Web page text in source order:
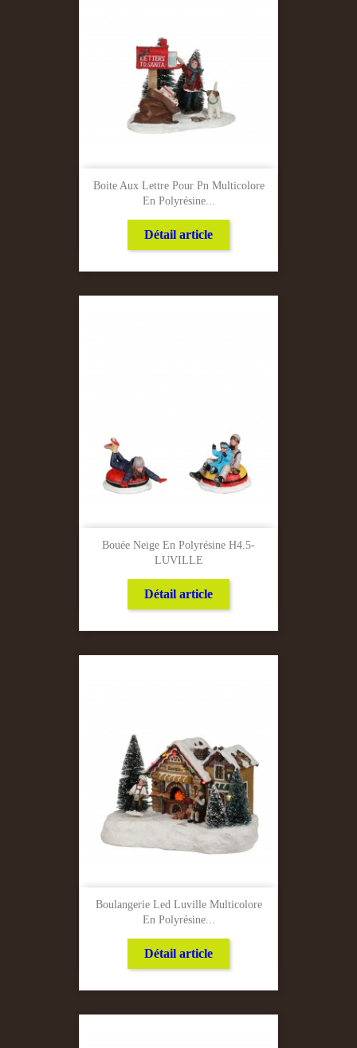
Boite Aux Lettre Pour Pn Multicolore
En Polyrésine...
Détail article
Bouée Neige En Polyrésine H4.5-
LUVILLE
Détail article
Boulangerie Led Luville Multicolore
En Polyrésine...
Détail article